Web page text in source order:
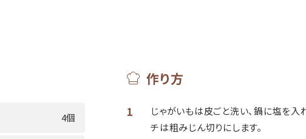
4個
作り方
1
じゃがいもは皮ごと洗い、鍋に塩を入
チは粗みじん切りにします。